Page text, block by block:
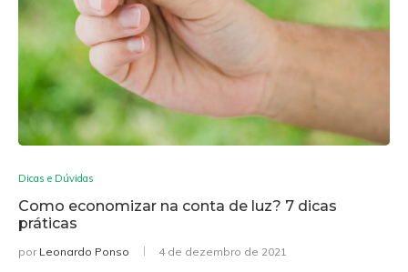
Dicas e Dúvidas
Como economizar na conta de luz? 7 dicas
práticas
por Leonardo Ponso 4 de dezembro de 2021